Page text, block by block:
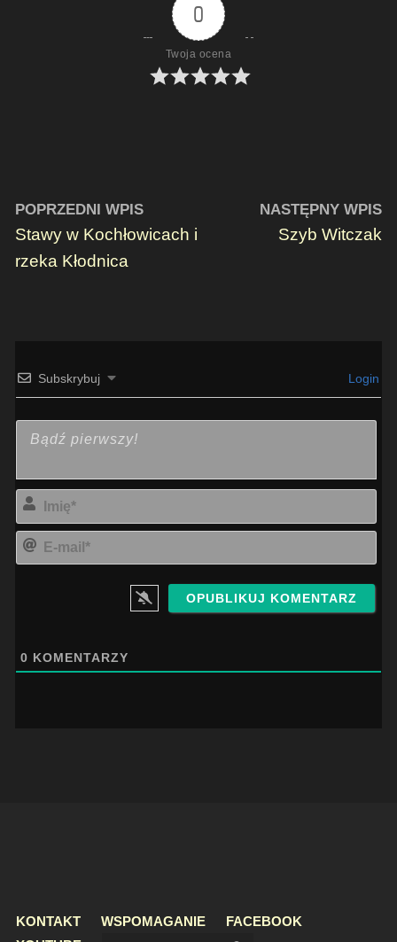
0
Twoja ocena
POPRZEDNI WPIS
Stawy w Kochłowicach i
rzeka Kłodnica
NASTĘPNY WPIS
Szyb Witczak
Subskrybuj Login
E-
0 KOMENTARZY
KONTAKT WSPOMAGANIE
FACEBOOK